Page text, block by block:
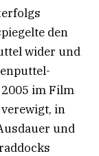
den
wider und
2005 im Film
verewigt, in
und